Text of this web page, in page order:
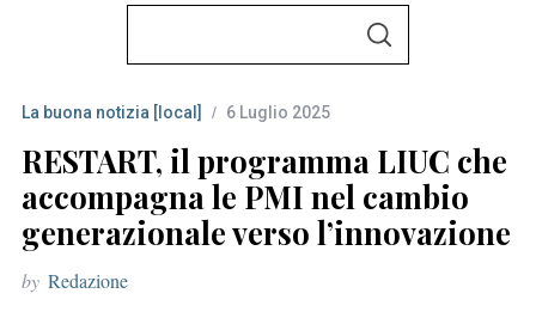
r
c
h
f
o
r
S
La buona notizia [local] 6 Luglio 2025
RESTART, il programma LIUC che
accompagna le PMI nel cambio
generazionale verso l’innovazione
by Redazione